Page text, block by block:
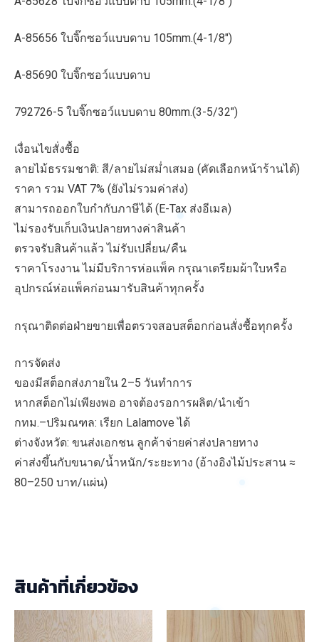
A-85656 ใบจิ๊กซอว์แบบดาบ 105mm.(4-1/8″)
A-85690 ใบจิ๊กซอว์แบบดาบ
792726-5 ใบจิ๊กซอว์แบบดาบ 80mm.(3-5/32″)
เงื่อนไขสั่งซื้อ
ลายไม้ธรรมชาติ: สี/ลายไม่สม่ำเสมอ (คัดเลือกหน้าร้านได้)
ราคา รวม VAT 7% (ยังไม่รวมค่าส่ง)
สามารถออกใบกำกับภาษีได้ (E-Tax ส่งอีเมล)
ไม่รองรับเก็บเงินปลายทางค่าสินค้า
ตรวจรับสินค้าแล้ว ไม่รับเปลี่ยน/คืน
ราคาโรงงาน ไม่มีบริการห่อแพ็ค กรุณาเตรียมผ้าใบหรือ
อุปกรณ์ห่อแพ็คก่อนมารับสินค้าทุกครั้ง
กรุณาติดต่อฝ่ายขายเพื่อตรวจสอบสต็อกก่อนสั่งซื้อทุกครั้ง
การจัดส่ง
ของมีสต็อกส่งภายใน 2–5 วันทำการ
หากสต็อกไม่เพียงพอ อาจต้องรอการผลิต/นำเข้า
กทม.–ปริมณฑล: เรียก Lalamove ได้
ต่างจังหวัด: ขนส่งเอกชน ลูกค้าจ่ายค่าส่งปลายทาง
ค่าส่งขึ้นกับขนาด/น้ำหนัก/ระยะทาง (อ้างอิงไม้ประสาน ≈
80–250 บาท/แผ่น)
สินค้าที่เกี่ยวข้อง